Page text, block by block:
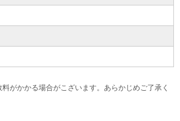
がかかる場合がこざいます。あらかじめご了承く